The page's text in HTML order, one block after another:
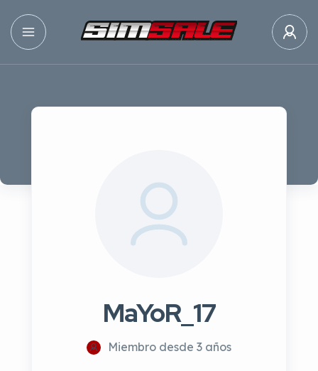
MaYoR_17
Miembro desde 3 años